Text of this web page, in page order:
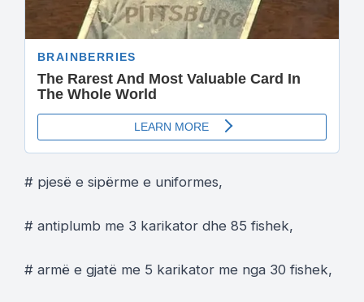
# pjesë e sipërme e uniformes,
# antiplumb me 3 karikator dhe 85 fishek,
# armë e gjatë me 5 karikator me nga 30 fishek,